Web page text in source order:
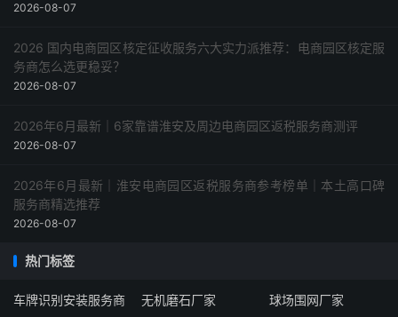
2026-08-07
2026 国内电商园区核定征收服务六大实力派推荐：电商园区核定服
务商怎么选更稳妥？
2026-08-07
2026年6月最新｜6家靠谱淮安及周边电商园区返税服务商测评
2026-08-07
2026年6月最新｜淮安电商园区返税服务商参考榜单｜本土高口碑
服务商精选推荐
2026-08-07
热门标签
车牌识别安装服务商 无机磨石厂家 球场围网厂家